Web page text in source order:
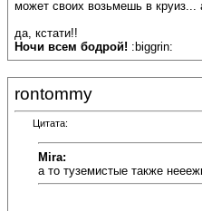
может своих возьмешь в круиз...
да, кстати!!
Ночи всем бодрой! :biggrin:
rontommy
Цитата:
Mira:
а то туземистые также